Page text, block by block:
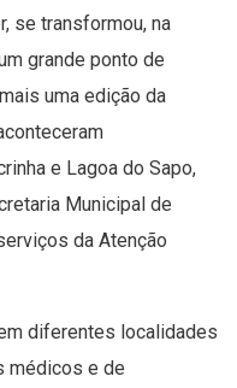
se transformou, na
grande ponto de
uma edição da
e Lagoa do Sapo,
Municipal de
da Atenção
diferentes localidades
médicos e de